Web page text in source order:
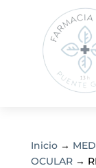
Inicio→
OCULAR→